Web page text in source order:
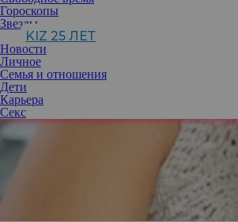
Гороскопы
Звезды
KIZ 25 ЛЕТ
Новости
Личное
Семья и отношения
Дети
Карьера
Секс